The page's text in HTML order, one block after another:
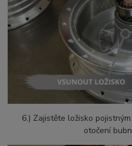
6.) Zajistěte ložisko
otočení